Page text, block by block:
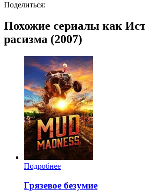
Поделиться:
Похожие сериалы как
расизма (2007)
Подробнее
Грязевое безумие